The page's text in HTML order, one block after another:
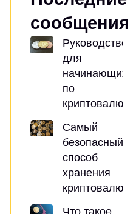
сообщения
Руководство
для
начинающих
по
криптовалютам
Самый
безопасный
способ
хранения
криптовалюты